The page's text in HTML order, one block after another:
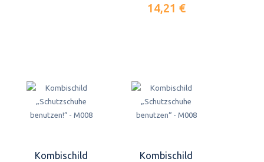
14,21 €
Kombischild
Kombischild